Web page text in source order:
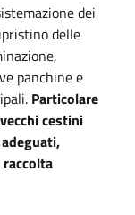
dei
delle
panchine e
Particolare
cestini